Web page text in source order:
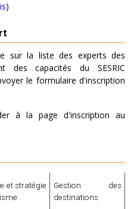
)
sur la liste des experts des
des capacités du SESRIC
le formulaire d'inscription
à la page d'inscription au
et stratégie
Gestion des
destinations